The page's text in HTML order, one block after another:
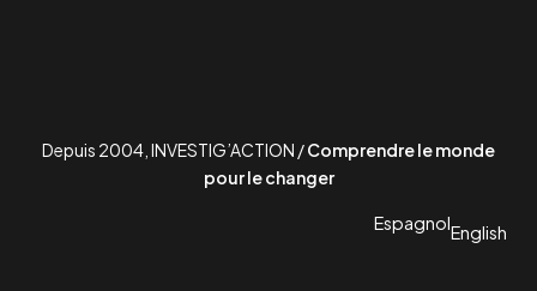
Depuis 2004, INVESTIG’ACTION /Comprendre le monde
pour le changer
EspagnolEnglish